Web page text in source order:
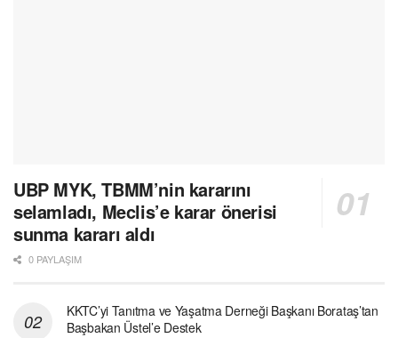
UBP MYK, TBMM’nin kararını
selamladı, Meclis’e karar önerisi
sunma kararı aldı
0 PAYLAŞIM
KKTC’yi Tanıtma ve Yaşatma Derneği Başkanı Borataş’tan
Başbakan Üstel’e Destek